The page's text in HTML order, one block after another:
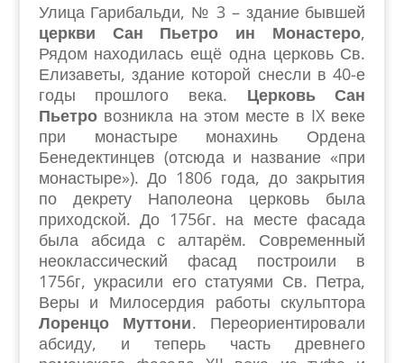
Улица Гарибальди, № 3 – здание бывшей
церкви Сан Пьетро ин Монастеро,
Рядом находилась ещё одна церковь Св.
Елизаветы, здание которой снесли в 40-е
годы прошлого века. Церковь Сан
Пьетровозникла на этом месте в IX веке
при монастыре монахинь Ордена
Бенедектинцев (отсюда и название «при
монастыре»). До 1806 года, до закрытия
по декрету Наполеона церковь была
приходской. До 1756г. на месте фасада
была абсида с алтарём. Современный
неоклассический фасад построили в
1756г, украсили его статуями Св. Петра,
Веры и Милосердия работы скульптора
Лоренцо Муттони. Переориентировали
абсиду, и теперь часть древнего